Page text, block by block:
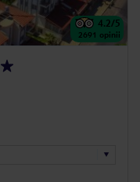
4.2/5
2691 opinii